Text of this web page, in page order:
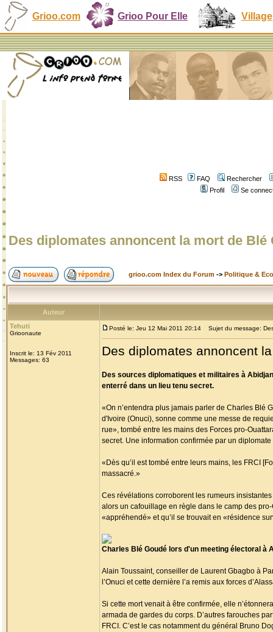
Grioo.com Grioo Pour Elle Village
RSS FAQ
Rechercher
Profil
Se
Des diplomates annoncent la mort de Blé
grioo.com Index du Forum -> Politique &
Auteur
Tehuti
Grioonaute
Inscrit le: 13 Fév 2011
Messages: 63
Posté le: Jeu 12 Mai 2011 20:14 Sujet du message:
Des diplomates annoncent
Des sources diplomatiques et militaires à
enterré dans un lieu tenu secret.
«On n’entendra plus jamais parler de Charles Blé
d'Ivoire (Onuci), sonne comme une messe de
rue», tombé entre les mains des Forces pro-
secret. Une information confirmée par un diplomate
«Dès qu’il est tombé entre leurs mains, les FRCI
massacré.»
Ces révélations corroborent les rumeurs
alors un cafouillage en règle dans le camp des
«appréhendé» et qu’il se trouvait en «résidence
Charles Blé Goudé lors d'un meeting électoral à
Alain Toussaint, conseiller de Laurent Gbagbo à
l’Onuci et cette dernière l’a remis aux forces
Si cette mort venait à être confirmée, elle
armada de gardes du corps. D’autres farouches
FRCI. C’est le cas notamment du général Bruno